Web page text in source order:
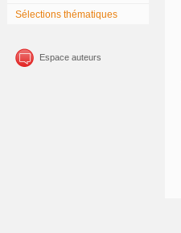
Sélections thématiques
Espace auteurs